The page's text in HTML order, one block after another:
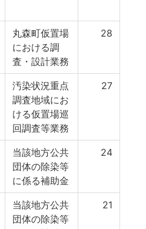
丸森町仮置場
における調
査・設計業務
28
汚染状況重点
調査地域にお
ける仮置場巡
回調査等業務
27
当該地方公共
団体の除染等
に係る補助金
24
当該地方公共
団体の除染等
21